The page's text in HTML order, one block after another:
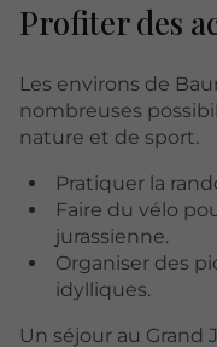
Profiter des
Les environs de
nombreuses
nature et de sport.
Pratiquer la
Faire du vélo
jurassienne.
Organiser des
idylliques.
Un séjour au Grand